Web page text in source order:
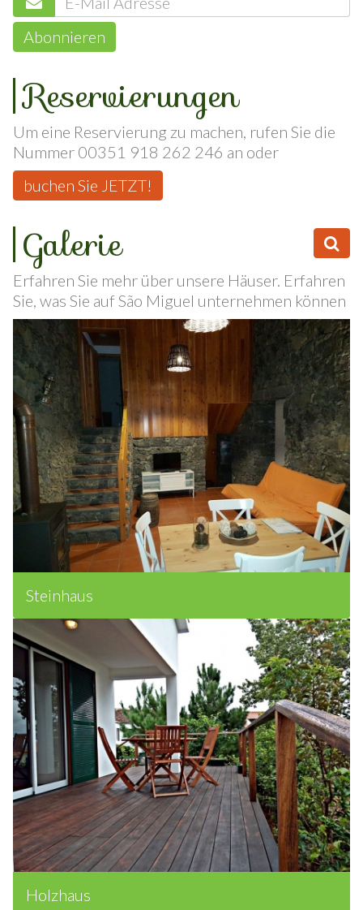
Reservierungen
Um eine Reservierung zu machen, rufen Sie die
Nummer 00351 918 262 246 an oder
Galerie
Erfahren Sie mehr über unsere Häuser. Erfahren
Sie, was Sie auf São Miguel unternehmen können
Steinhaus